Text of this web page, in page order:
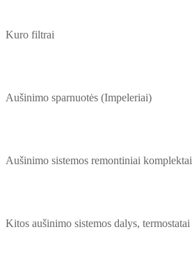
Kuro filtrai
Aušinimo sparnuotės (Impeleriai)
Aušinimo sistemos remontiniai komplektai
Kitos aušinimo sistemos dalys, termostatai